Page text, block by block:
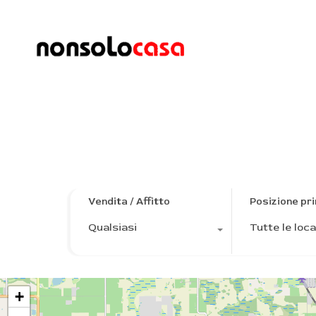
SOLAIO
Vendita / Affitto
Qualsiasi
Posizione
Tutte le
+